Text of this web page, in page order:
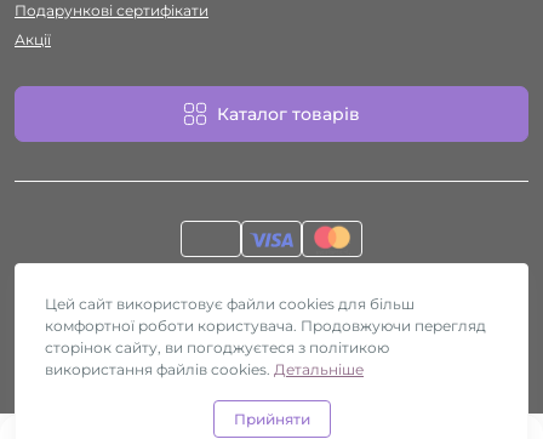
0
Подарункові сертифікати
Акції
Каталог товарів
Секс-шоп Htyvka © 2026
Цей сайт використовує файли cookies для більш
комфортної роботи користувача. Продовжуючи перегляд
сторінок сайту, ви погоджуєтеся з політикою
використання файлів cookies. Детальніше
Прийняти